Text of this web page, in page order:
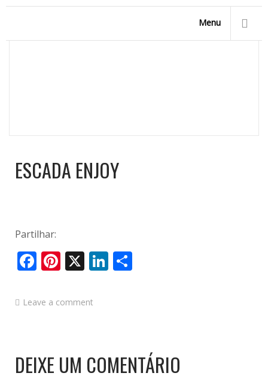
Menu
ESCADA ENJOY
Partilhar:
Facebook
Pinterest
X LinkedIn
Leave a comment
DEIXE UM COMENTÁRIO